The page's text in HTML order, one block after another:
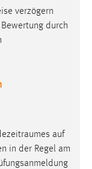
verzögern
durch
auf
in der Regel am